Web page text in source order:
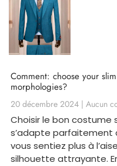
Comment: choose your
morphologies?
20 décembre 2024 Aucun
Choisir le bon costume
s’adapte parfaitement
vous sentiez plus à
silhouette attrayante.